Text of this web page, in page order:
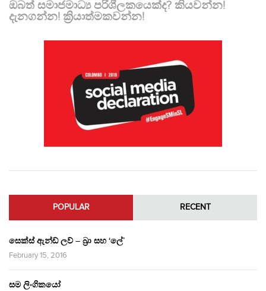
ඔබත් සමාජමාධ්‍ය පරිශීලකයෙක්ද? කියවන්න!
දැනගන්න! ක්‍රියාත්මකවන්න!
POPULAR RECENT
සෙක්ස් ඇන්ඩ් ලව් – බ්‍රා සහ ‘ලේ’
February 15, 2016
සම ලිංගිකයෝ